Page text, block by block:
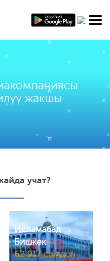
жакшы
учат?
Исламабад →
Бишкек
62 917 сомдон